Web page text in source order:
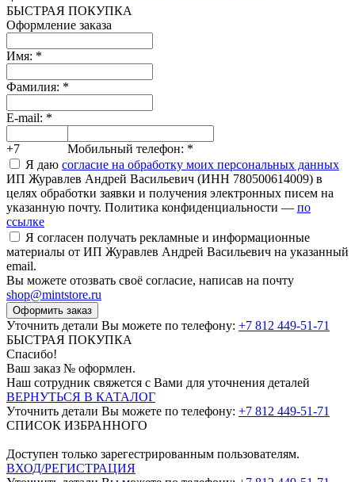
БЫСТРАЯ ПОКУПКА
Оформление заказа
Имя: *
Фамилия: *
E-mail: *
+7 Мобильный телефон: *
Я даю согласие на обработку моих персональных данных
ИП Журавлев Андрей Васильевич (ИНН 780500614009) в
целях обработки заявки и получения электронных писем на
указанную почту. Политика конфиденциальности — по
ссылке
Я согласен получать рекламные и информационные
материалы от ИП Журавлев Андрей Васильевич на указанный
email.
Вы можете отозвать своё согласие, написав на почту
shop@mintstore.ru
Оформить заказ
Уточнить детали Вы можете по телефону: +7 812 449-51-71
БЫСТРАЯ ПОКУПКА
Спасибо!
Ваш заказ № оформлен.
Наш сотрудник свяжется с Вами для уточнения деталей
ВЕРНУТЬСЯ В КАТАЛОГ
Уточнить детали Вы можете по телефону: +7 812 449-51-71
СПИСОК ИЗБРАННОГО
Доступен только зарегестрированным пользователям.
ВХОД/РЕГИСТРАЦИЯ